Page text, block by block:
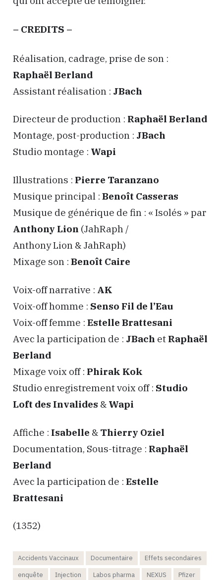
– CREDITS –
Réalisation, cadrage, prise de son :
Raphaël Berland
Assistant réalisation : JBach
Directeur de production : Raphaël Berland
Montage, post-production : JBach
Studio montage : Wapi
Illustrations : Pierre Taranzano
Musique principal : Benoît Casseras
Musique de générique de fin : « Isolés » par
Anthony Lion (JahRaph /
Anthony Lion & JahRaph)
Mixage son : Benoît Caire
Voix-off narrative : AK
Voix-off homme : Senso Fil de l’Eau
Voix-off femme : Estelle Brattesani
Avec la participation de : JBach et Raphaël
Berland
Mixage voix off : Phirak Kok
Studio enregistrement voix off : Studio
Loft des Invalides & Wapi
Affiche : Isabelle & Thierry Oziel
Documentation, Sous-titrage : Raphaël
Berland
Avec la participation de : Estelle
Brattesani
(1352)
Accidents Vaccinaux Documentaire
Effets secondaires
enquête
Injection Labos pharma NEXUS
Pfizer